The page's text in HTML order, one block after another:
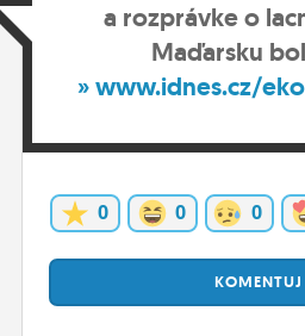
ČINŽIAK
FÓRUM
OBRÁZKY
ĽUDIA
MÔJ PROFIL
a rozprávke o
Maďarsku
» www.idnes.cz/
0 0 0
KOMENTUJ